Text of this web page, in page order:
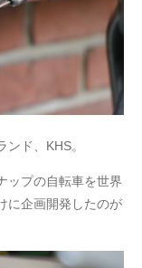
ド、KHS。
ップの自転車を世界
に企画開発したのが